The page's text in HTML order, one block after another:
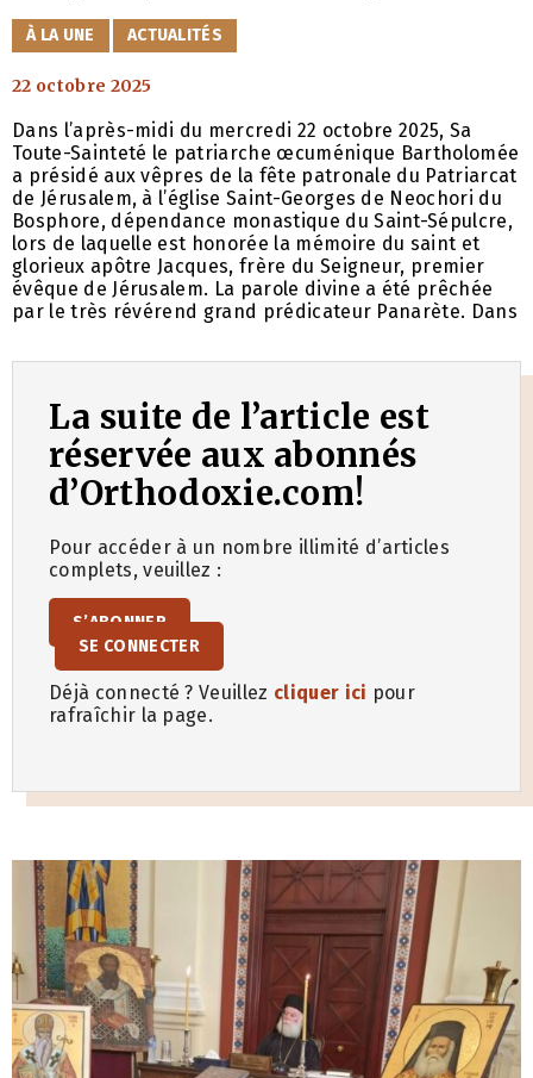
CATÉGORIES
À LA UNE ACTUALITÉS
22 octobre 2025
Dans l’après-midi du mercredi 22 octobre 2025, Sa
Toute-Sainteté le patriarche œcuménique Bartholomée
a présidé aux vêpres de la fête patronale du Patriarcat
de Jérusalem, à l’église Saint-Georges de Neochori du
Bosphore, dépendance monastique du Saint-Sépulcre,
lors de laquelle est honorée la mémoire du saint et
glorieux apôtre Jacques, frère du Seigneur, premier
évêque de Jérusalem. La parole divine a été prêchée
par le très révérend grand prédicateur Panarète. Dans
La suite de l’article est
réservée aux abonnés
d’Orthodoxie.com!
Pour accéder à un nombre illimité d’articles
complets, veuillez :
S’ABONNER
SE CONNECTER
Déjà connecté ? Veuillez cliquer ici pour
rafraîchir la page.